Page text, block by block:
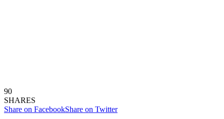
90
SHARES
Share on FacebookShare on Twitter